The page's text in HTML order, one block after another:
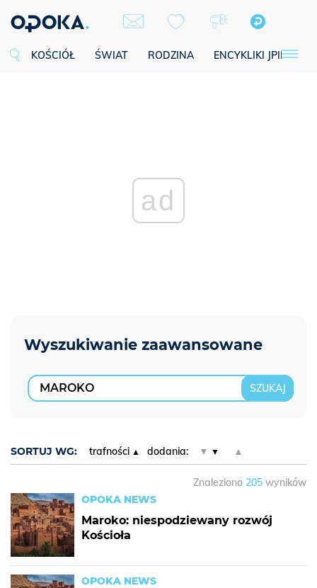
KOŚCIÓŁ ŚWIAT RODZINA ENCYKLIKI JPII
ad
SORTUJ WG: trafności dodania: ▼ ▲
Znaleziono 205 wyników
OPOKA NEWS
Maroko: niespodziewany rozwój
Kościoła
OPOKA NEWS